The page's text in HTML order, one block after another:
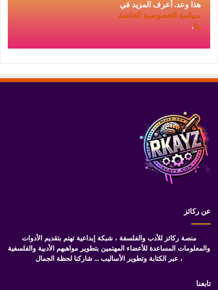
هذا وعد. أعرف المزيد في
سياسة الخصوصية الخاصة
بنا.
عن ركائز
منصة ركائز للأدب والفلسفة ، شبكة إبداعية تهتم بتقديم الأدوات
والمعلومات المساعدة للأعضاء المهتمين بتطوير مواهبهم الأدبية والفلسفية
، عبر الكتابة وتطوير الأساليب ... شاركنا لحظة الجمال
تابعنا